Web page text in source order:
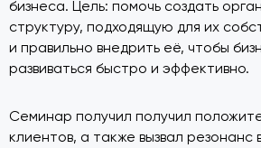
бизнеса. Цель: помочь создать
структуру, подходящую для их
и правильно внедрить её, чтобы
развиваться быстро и эффективно.
Семинар получил получил
клиентов, а также вызвал